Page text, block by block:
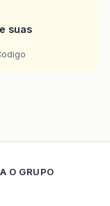
suas
O GRUPO